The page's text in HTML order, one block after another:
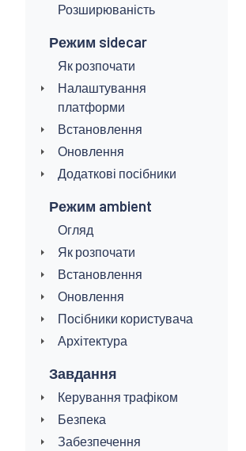
Розширюваність
Режим sidecar
Як розпочати
Налаштування
платформи
Встановлення
Оновлення
Додаткові посібники
Режим ambient
Огляд
Як розпочати
Встановлення
Оновлення
Посібники користувача
Архітектура
Завдання
Керування трафіком
Безпека
Забезпечення